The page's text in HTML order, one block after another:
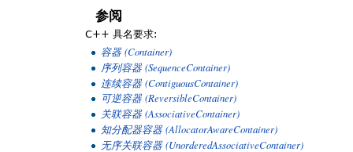
参阅
C++ 具名要求:
容器 (Container)
序列容器 (SequenceContainer)
连续容器 (ContiguousContainer)
可逆容器 (ReversibleContainer)
关联容器 (AssociativeContainer)
知分配器容器 (AllocatorAwareContainer)
无序关联容器 (UnorderedAssociativeContainer)